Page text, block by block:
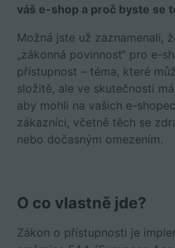
váš e-shop a proč byste se
Možná jste už zaznamenali,
„zákonná povinnost“ pro e-
přístupnost – téma, které
složitě, ale ve skutečnosti
aby mohli na vašich e-
zákazníci, včetně těch se
nebo dočasným omezením.
O co vlastně jde?
Zákon o přístupnosti je